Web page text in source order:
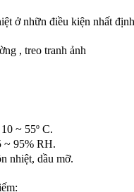
ở nhữn điều kiện nhất định
, treo tranh ảnh
55º C.
RH.
dầu mỡ.